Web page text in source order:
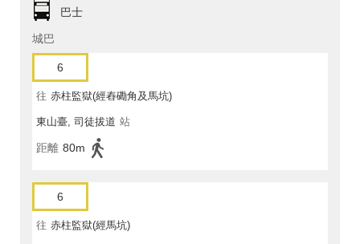
巴士
城巴
6
往 赤柱監獄(經舂磡角及馬坑)
東山臺, 司徒拔道 站
距離 80m
6
往 赤柱監獄(經馬坑)